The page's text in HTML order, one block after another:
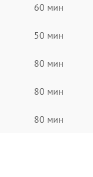
60 мин
50 мин
80 мин
80 мин
80 мин